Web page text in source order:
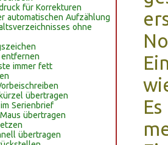
für Korrekturen
automatischen Aufzählung
ohne
immer fett
übertragen
Serienbrief
übertragen
übertragen